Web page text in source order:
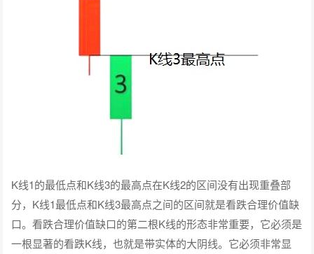
K线1的最低点和K线3的最高点在K线2的区间没有出现重叠部
分，K线1最低点和K线3最高点之间的区间就是看跌合理价值缺
口。看跌合理价值缺口的第二根K线的形态非常重要，它必须是
一根显著的看跌K线，也就是带实体的大阴线。它必须非常显